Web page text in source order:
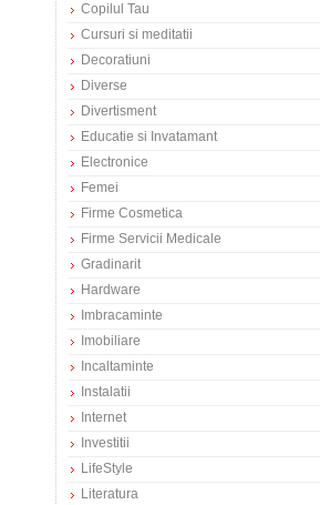
Copilul Tau
Cursuri si meditatii
Decoratiuni
Diverse
Divertisment
Educatie si Invatamant
Electronice
Femei
Firme Cosmetica
Firme Servicii Medicale
Gradinarit
Hardware
Imbracaminte
Imobiliare
Incaltaminte
Instalatii
Internet
Investitii
LifeStyle
Literatura